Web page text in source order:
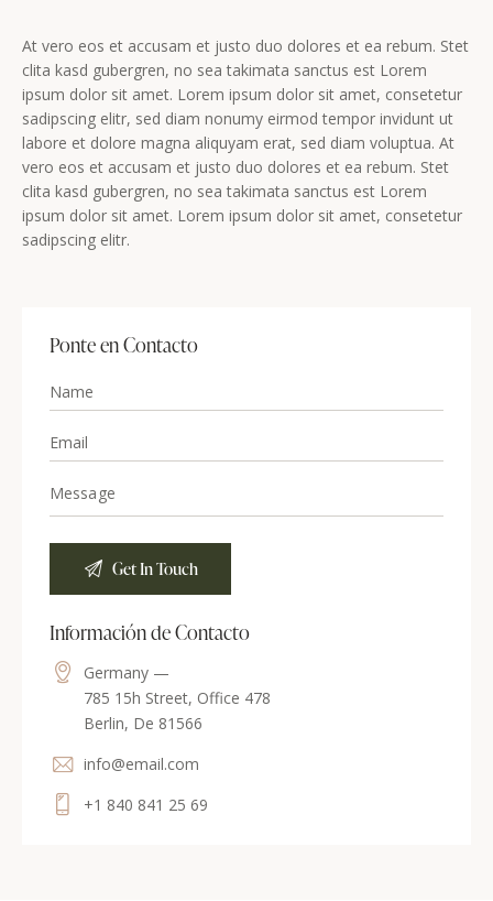
At vero eos et accusam et justo duo dolores et ea rebum. Stet
clita kasd gubergren, no sea takimata sanctus est Lorem
ipsum dolor sit amet. Lorem ipsum dolor sit amet, consetetur
sadipscing elitr, sed diam nonumy eirmod tempor invidunt ut
labore et dolore magna aliquyam erat, sed diam voluptua. At
vero eos et accusam et justo duo dolores et ea rebum. Stet
clita kasd gubergren, no sea takimata sanctus est Lorem
ipsum dolor sit amet. Lorem ipsum dolor sit amet, consetetur
sadipscing elitr.
Ponte en Contacto
Información de Contacto
Germany —
785 15h Street, Office 478
Berlin, De 81566
info@email.com
+1 840 841 25 69